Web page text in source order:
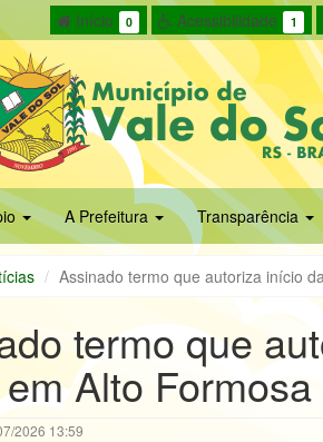
Início 0 Acessibilidade 1
A Prefeitura Transparência
Assinado termo que autoriza início
termo que
Alto Formosa
2026 13:59